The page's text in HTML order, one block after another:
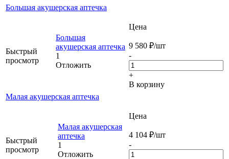
Большая акушерская аптечка
Быстрый
просмотр
Большая
акушерская аптечка
1
Отложить
Цена
9 580 ₽/шт
-
+
В корзину
Малая акушерская аптечка
Быстрый
просмотр
Малая акушерская
аптечка
1
Отложить
Цена
4 104 ₽/шт
-